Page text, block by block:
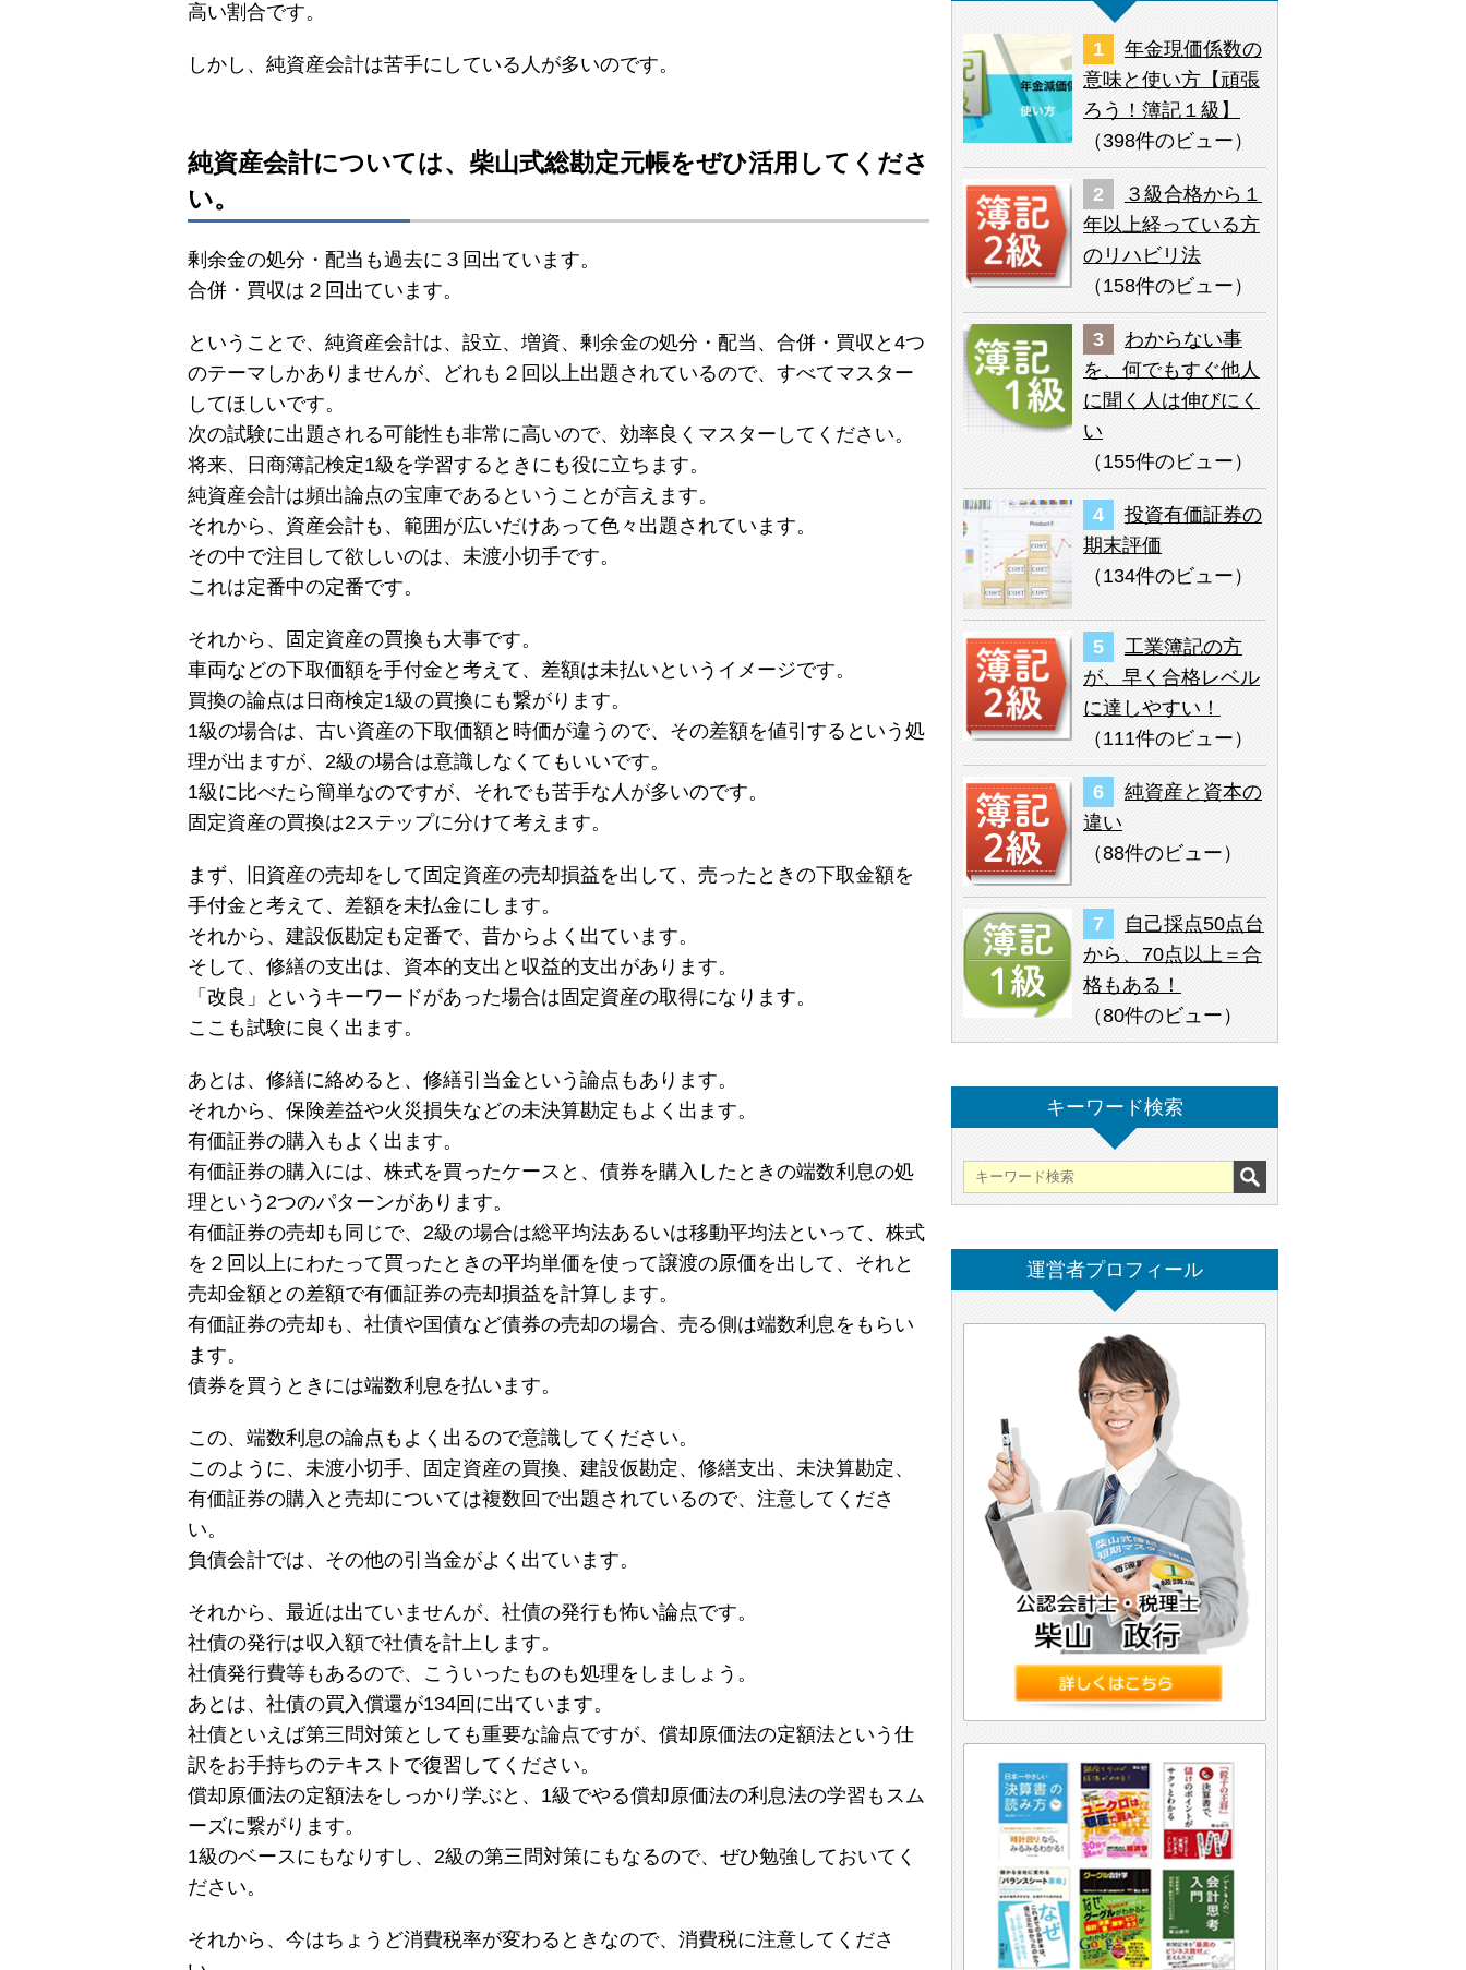
高い割合です。
しかし、純資産会計は苦手にしている人が多いのです。
純資産会計については、柴山式総勘定元帳をぜひ活用してくださ
い。
剰余金の処分・配当も過去に３回出ています。
合併・買収は２回出ています。
ということで、純資産会計は、設立、増資、剰余金の処分・配当、合併・買収と4つ
のテーマしかありませんが、どれも２回以上出題されているので、すべてマスター
してほしいです。
次の試験に出題される可能性も非常に高いので、効率良くマスターしてください。
将来、日商簿記検定1級を学習するときにも役に立ちます。
純資産会計は頻出論点の宝庫であるということが言えます。
それから、資産会計も、範囲が広いだけあって色々出題されています。
その中で注目して欲しいのは、未渡小切手です。
これは定番中の定番です。
それから、固定資産の買換も大事です。
車両などの下取価額を手付金と考えて、差額は未払いというイメージです。
買換の論点は日商検定1級の買換にも繋がります。
1級の場合は、古い資産の下取価額と時価が違うので、その差額を値引するという処
理が出ますが、2級の場合は意識しなくてもいいです。
1級に比べたら簡単なのですが、それでも苦手な人が多いのです。
固定資産の買換は2ステップに分けて考えます。
まず、旧資産の売却をして固定資産の売却損益を出して、売ったときの下取金額を
手付金と考えて、差額を未払金にします。
それから、建設仮勘定も定番で、昔からよく出ています。
そして、修繕の支出は、資本的支出と収益的支出があります。
「改良」というキーワードがあった場合は固定資産の取得になります。
ここも試験に良く出ます。
あとは、修繕に絡めると、修繕引当金という論点もあります。
それから、保険差益や火災損失などの未決算勘定もよく出ます。
有価証券の購入もよく出ます。
有価証券の購入には、株式を買ったケースと、債券を購入したときの端数利息の処
理という2つのパターンがあります。
有価証券の売却も同じで、2級の場合は総平均法あるいは移動平均法といって、株式
を２回以上にわたって買ったときの平均単価を使って譲渡の原価を出して、それと
売却金額との差額で有価証券の売却損益を計算します。
有価証券の売却も、社債や国債など債券の売却の場合、売る側は端数利息をもらい
ます。
債券を買うときには端数利息を払います。
この、端数利息の論点もよく出るので意識してください。
このように、未渡小切手、固定資産の買換、建設仮勘定、修繕支出、未決算勘定、
有価証券の購入と売却については複数回で出題されているので、注意してくださ
い。
負債会計では、その他の引当金がよく出ています。
それから、最近は出ていませんが、社債の発行も怖い論点です。
社債の発行は収入額で社債を計上します。
社債発行費等もあるので、こういったものも処理をしましょう。
あとは、社債の買入償還が134回に出ています。
社債といえば第三問対策としても重要な論点ですが、償却原価法の定額法という仕
訳をお手持ちのテキストで復習してください。
償却原価法の定額法をしっかり学ぶと、1級でやる償却原価法の利息法の学習もスム
ーズに繋がります。
1級のベースにもなりすし、2級の第三問対策にもなるので、ぜひ勉強しておいてく
ださい。
それから、今はちょうど消費税率が変わるときなので、消費税に注意してくださ
年金現価係数の
意味と使い方【頑張
ろう！簿記１級】
（398件のビュー ）
３級合格から１
年以上経っている方
のリハビリ法
（ 158件のビュー）
わからない事
を、何でもすぐ他人
に聞く人は伸びにく
い
（ 155件のビュー ）
投資有価証券の
期末評価
（ 134件のビュー）
工業簿記の方
が、早く合格レベル
に達しやすい！
（111件のビュー ）
純資産と資本の
違い
（88件のビュー）
自己採点50点台
から、70点以上＝合
格もある！
（80件のビュー）
キーワード検索
運営者プロフィール